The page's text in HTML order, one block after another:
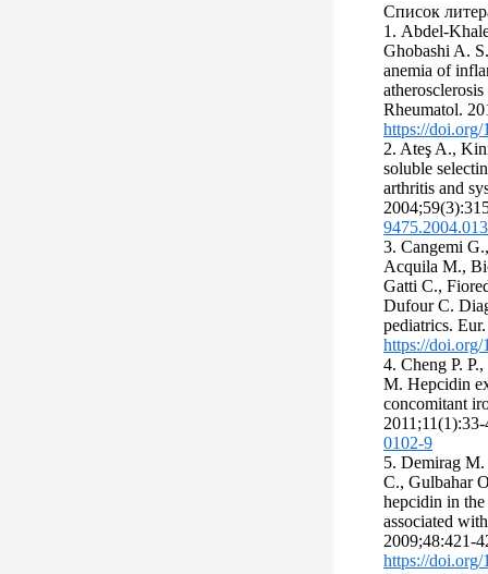
Список
1. Abdel-
Ghobashi A.
anemia of
Rheumatol.
https://doi.org/
2. Ateş A.,
soluble
arthritis and
3. Cangemi
Acquila M.,
Gatti C.,
Dufour C.
pediatrics.
https://doi.org/
4. Cheng P.
M. Hepcidin
concomitant
0102-9
5. Demirag
C., Gulbahar
hepcidin in
associated
2009;48:421-
https://doi.org/